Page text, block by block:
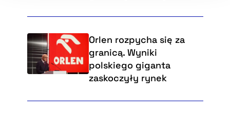
Orlen rozpycha się za
granicą. Wyniki
polskiego giganta
zaskoczyły rynek